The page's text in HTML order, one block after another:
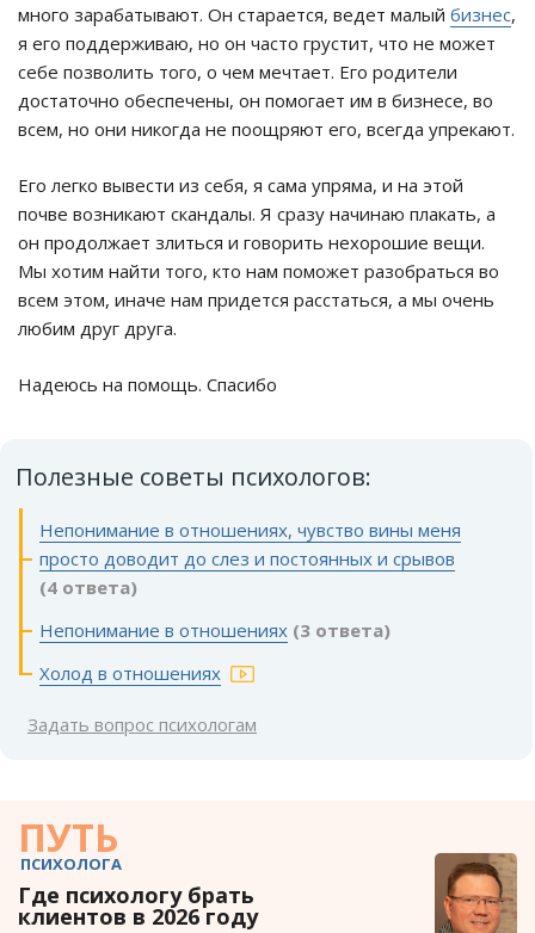
много зарабатывают. Он старается, ведет малый бизнес,
я его поддерживаю, но он часто грустит, что не может
себе позволить того, о чем мечтает. Его родители
достаточно обеспечены, он помогает им в бизнесе, во
всем, но они никогда не поощряют его, всегда упрекают.
Его легко вывести из себя, я сама упряма, и на этой
почве возникают скандалы. Я сразу начинаю плакать, а
он продолжает злиться и говорить нехорошие вещи.
Мы хотим найти того, кто нам поможет разобраться во
всем этом, иначе нам придется расстаться, а мы очень
любим друг друга.
Надеюсь на помощь. Спасибо
Полезные советы психологов:
Непонимание в отношениях, чувство вины меня
просто доводит до слез и постоянных и срывов
(4 ответа)
Непонимание в отношениях (3 ответа)
Холод в отношениях
Задать вопрос психологам
ПУТЬ
ПСИХОЛОГА
Где психологу брать
клиентов в 2026 году